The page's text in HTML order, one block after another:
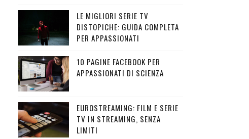
LE MIGLIORI SERIE TV
DISTOPICHE: GUIDA COMPLETA
PER APPASSIONATI
10 PAGINE FACEBOOK PER
APPASSIONATI DI SCIENZA
EUROSTREAMING: FILM E SERIE
TV IN STREAMING, SENZA
LIMITI